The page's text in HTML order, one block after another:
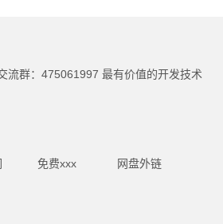
流群：475061997 最有价值的开发技术
免费xxx 网盘外链